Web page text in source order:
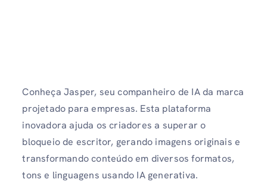
Conheça Jasper, seu companheiro de IA da marca
projetado para empresas. Esta plataforma
inovadora ajuda os criadores a superar o
bloqueio de escritor, gerando imagens originais e
transformando conteúdo em diversos formatos,
tons e linguagens usando IA generativa.